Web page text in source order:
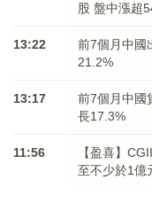
股 盤中漲超
13:22
前7個月中國
21.2%
13:17
前7個月中國
長17.3%
11:56
【盈喜】
至不少於1億